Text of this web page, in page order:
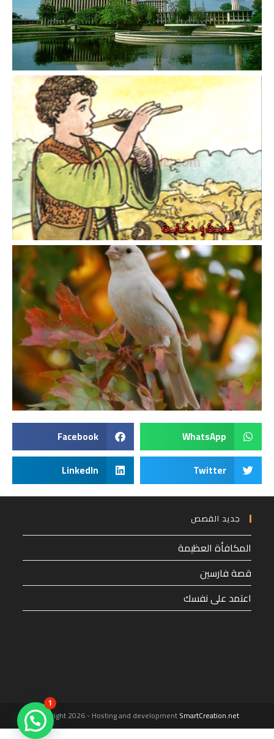
WhatsApp
Facebook
Twitter
LinkedIn
جديد القصص
المكافأة العظيمة
قصة فارسين
اعتمد على نفسك
Copyright 2026 - Hosting and developmentSmartCreation.net
1